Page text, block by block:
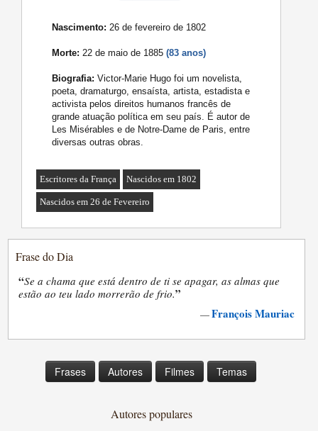
Nascimento: 26 de fevereiro de 1802
Morte: 22 de maio de 1885(83 anos)
Biografia: Victor-Marie Hugo foi um novelista,
poeta, dramaturgo, ensaísta, artista, estadista e
activista pelos direitos humanos francês de
grande atuação política em seu país. É autor de
Les Misérables e de Notre-Dame de Paris, entre
diversas outras obras.
Escritores da França Nascidos em 1802
Nascidos em 26 de Fevereiro
Frase do Dia
“Se a chama que está dentro de ti se apagar, as almas que
estão ao teu lado morrerão de frio.”
—François Mauriac
Frases Autores Filmes Temas
Autores populares